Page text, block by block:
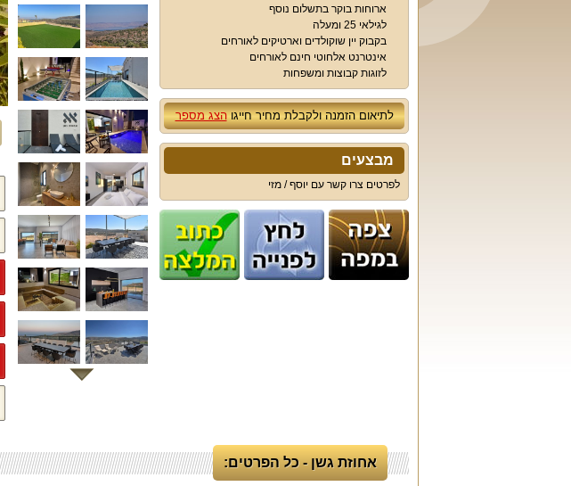
ארוחות בוקר בתשלום נוסף
לגילאי 25 ומעלה
בקבוק יין שוקולדים וארטיקים לאורחים
אינטרנט אלחוטי חינם לאורחים
לזוגות קבוצות ומשפחות
לתיאום הזמנה ולקבלת מחיר חייגוהצג מספר
מבצעים
לפרטים צרו קשר עם יוסף / מזי
אחוזת גשן - כל הפרטים: